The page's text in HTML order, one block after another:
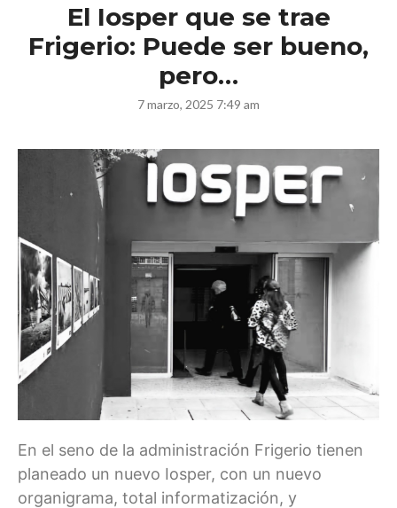
El Iosper que se trae
Frigerio: Puede ser bueno,
pero…
7 marzo, 2025 7:49 am
En el seno de la administración Frigerio tienen
planeado un nuevo Iosper, con un nuevo
organigrama, total informatización, y